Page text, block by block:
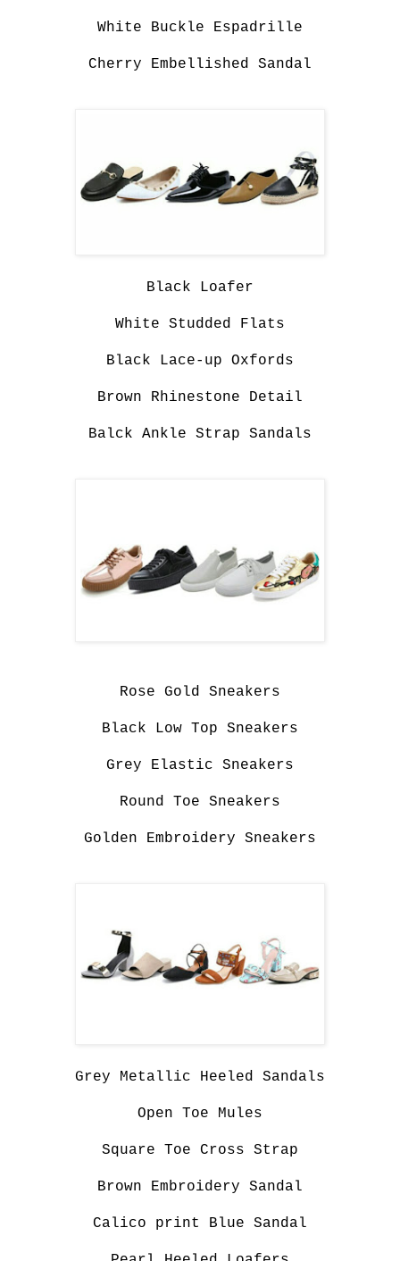
White Buckle Espadrille
Cherry Embellished Sandal
Black Loafer
White Studded Flats
Black Lace-up Oxfords
Brown Rhinestone Detail
Balck Ankle Strap Sandals
Rose Gold Sneakers
Black Low Top Sneakers
Grey Elastic Sneakers
Round Toe Sneakers
Golden Embroidery Sneakers
Grey Metallic Heeled Sandals
Open Toe Mules
Square Toe Cross Strap
Brown Embroidery Sandal
Calico print Blue Sandal